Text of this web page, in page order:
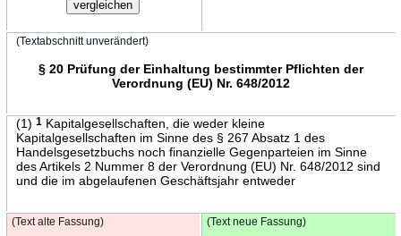
(Textabschnitt unverändert)
§ 20 Prüfung der Einhaltung bestimmter Pflichten der
Verordnung (EU) Nr. 648/2012
(1) 1Kapitalgesellschaften, die weder kleine
Kapitalgesellschaften im Sinne des § 267 Absatz 1 des
Handelsgesetzbuchs noch finanzielle Gegenparteien im Sinne
des Artikels 2 Nummer 8 der Verordnung (EU) Nr. 648/2012 sind
und die im abgelaufenen Geschäftsjahr entweder
(Text alte Fassung) (Text neue Fassung)